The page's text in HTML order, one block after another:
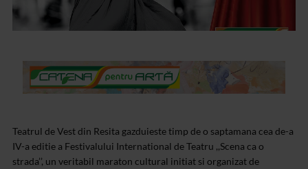
Teatrul de Vest din Resita gazduieste timp de o saptamana cea de-a
IV-a editie a Festivalului International de Teatru ,,Scena ca o
strada’’, un veritabil maraton cultural initiat si organizat de